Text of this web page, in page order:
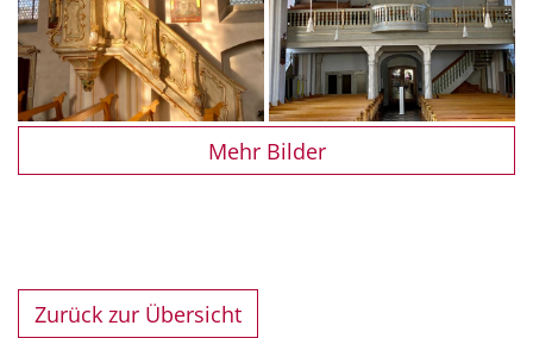
Mehr Bilder
Zurück zur Übersicht